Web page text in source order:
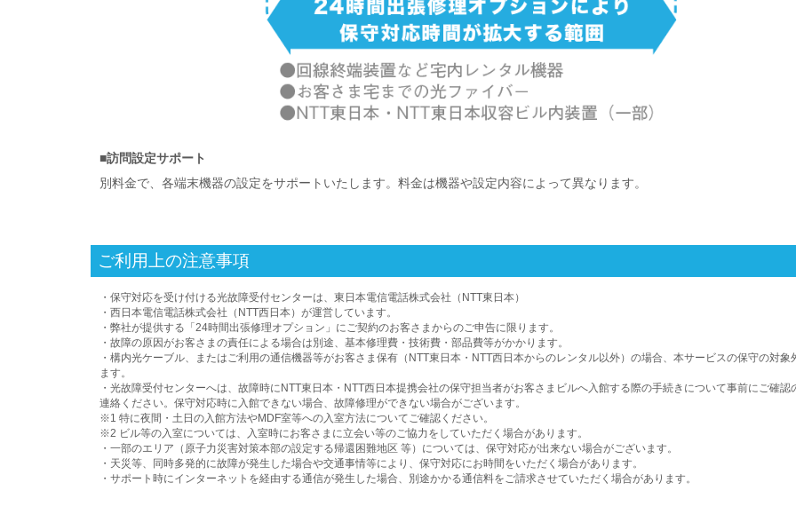
■訪問設定サポート
別料金で、各端末機器の設定をサポートいたします。料金は機器や設定内容によって異なります。
ご利用上の注意事項
・保守対応を受け付ける光故障受付センターは、東日本電信電話株式会社（NTT東日本）
・西日本電信電話株式会社（NTT西日本）が運営しています。
・弊社が提供する「24時間出張修理オプション」にご契約のお客さまからのご申告に限ります。
・故障の原因がお客さまの責任による場合は別途、基本修理費・技術費・部品費等がかかります。
・構内光ケーブル、またはご利用の通信機器等がお客さま保有（NTT東日本・NTT西日本からのレンタル以外）の場合、本サービスの保守の対象
ます。
・光故障受付センターへは、故障時にNTT東日本・NTT西日本提携会社の保守担当者がお客さまビルへ入館する際の手続きについて事前にご確認
連絡ください。保守対応時に入館できない場合、故障修理ができない場合がございます。
※1 特に夜間・土日の入館方法やMDF室等への入室方法についてご確認ください。
※2 ビル等の入室については、入室時にお客さまに立会い等のご協力をしていただく場合があります。
・一部のエリア（原子力災害対策本部の設定する帰還困難地区 等）については、保守対応が出来ない場合がございます。
・天災等、同時多発的に故障が発生した場合や交通事情等により、保守対応にお時間をいただく場合があります。
・サポート時にインターネットを経由する通信が発生した場合、別途かかる通信料をご請求させていただく場合があります。